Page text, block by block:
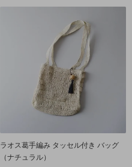
ラオス葛手編み タッセル付き バッグ
（ナチュラル）